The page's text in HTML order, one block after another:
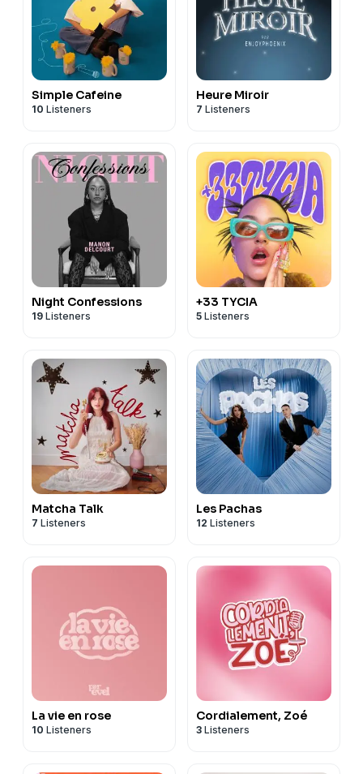
Simple Cafeine
10 Listeners
Heure Miroir
7 Listeners
Night Confessions
19 Listeners
+33 TYCIA
5 Listeners
Matcha Talk
7 Listeners
Les Pachas
12 Listeners
La vie en rose
10 Listeners
Cordialement, Zoé
3 Listeners